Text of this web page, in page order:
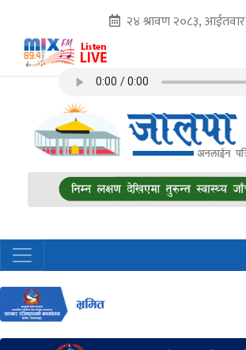
२४ श्रावण २०८३, आईतवार